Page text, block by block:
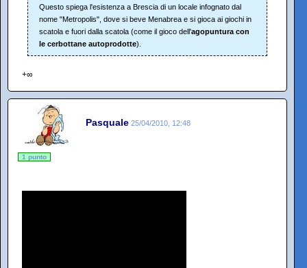
Questo spiega l'esistenza a Brescia di un locale infognato dal
nome "Metropolis", dove si beve Menabrea e si gioca ai giochi in
scatola e fuori dalla scatola (come il gioco dell'agopuntura con
le cerbottane autoprodotte).
+∞
Pasquale 25/04/2010, 12:48
1 punto